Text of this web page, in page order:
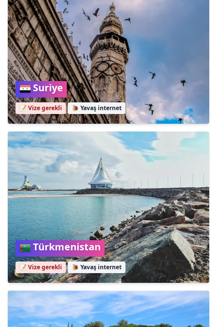
Suriye
📝 Vize gerekli 🐌 Yavaş internet
Türkmenistan
📝 Vize gerekli 🐌 Yavaş internet